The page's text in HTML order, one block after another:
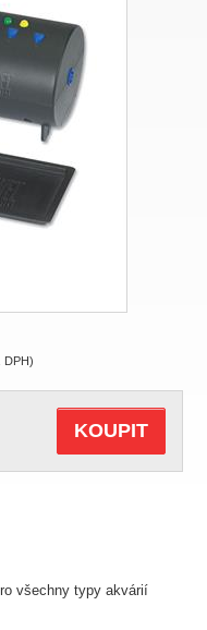
všechny typy akvárií
DPH)
KOUPIT